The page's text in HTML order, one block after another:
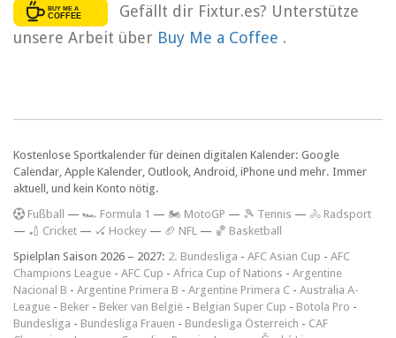
Gefällt dir Fixtur.es? Unterstütze
unsere Arbeit über Buy Me a Coffee .
Kostenlose Sportkalender für deinen digitalen Kalender: Google
Calendar, Apple Kalender, Outlook, Android, iPhone und mehr. Immer
aktuell, und kein Konto nötig.
Fußball — 🏎️ Formula 1 — 🏍 MotoGP — 🎾 Tennis — 🚴 Radsport
— 🏏 Cricket — 🏑 Hockey — 🏈 NFL — 🏀 Basketball
Spielplan Saison 2026 – 2027: 2. Bundesliga - AFC Asian Cup - AFC
Champions League - AFC Cup - Africa Cup of Nations - Argentine
Nacional B - Argentine Primera B - Argentine Primera C - Australia A-
League - Beker - Beker van België - Belgian Super Cup - Botola Pro -
Bundesliga - Bundesliga Frauen - Bundesliga Österreich - CAF